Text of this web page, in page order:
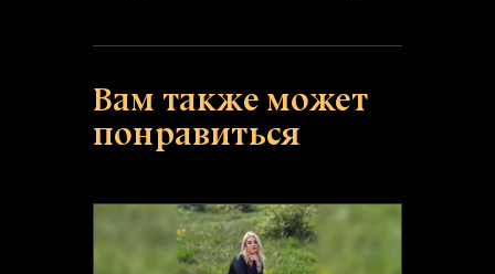
Вам также может
понравиться